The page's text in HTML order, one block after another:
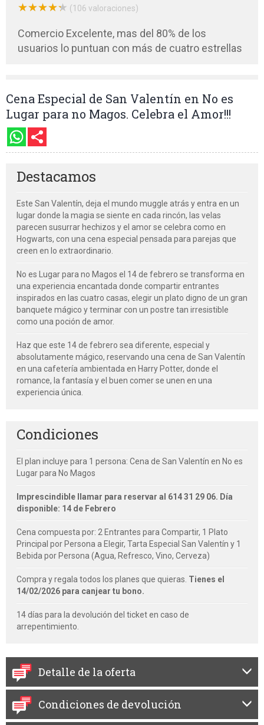
★★★★★
★★★★★ (106 valoraciones)
Comercio Excelente, mas del 80% de los
usuarios lo puntuan con más de cuatro estrellas
Cena Especial de San Valentín en No es
Lugar para no Magos. Celebra el Amor!!!
Destacamos
Este San Valentín, deja el mundo muggle atrás y entra en un
lugar donde la magia se siente en cada rincón, las velas
parecen susurrar hechizos y el amor se celebra como en
Hogwarts, con una cena especial pensada para parejas que
creen en lo extraordinario.
No es Lugar para no Magos el 14 de febrero se transforma en
una experiencia encantada donde compartir entrantes
inspirados en las cuatro casas, elegir un plato digno de un gran
banquete mágico y terminar con un postre tan irresistible
como una poción de amor.
Haz que este 14 de febrero sea diferente, especial y
absolutamente mágico, reservando una cena de San Valentín
en una cafetería ambientada en Harry Potter, donde el
romance, la fantasía y el buen comer se unen en una
experiencia única.
Condiciones
El plan incluye para 1 persona: Cena de San Valentín en No es
Lugar para No Magos
Imprescindible llamar para reservar al 614 31 29 06. Día
disponible: 14 de Febrero
Cena compuesta por: 2 Entrantes para Compartir, 1 Plato
Principal por Persona a Elegir, Tarta Especial San Valentín y 1
Bebida por Persona (Agua, Refresco, Vino, Cerveza)
Compra y regala todos los planes que quieras. Tienes el
14/02/2026 para canjear tu bono.
14 días para la devolución del ticket en caso de
arrepentimiento.
Detalle de la oferta
Condiciones de devolución